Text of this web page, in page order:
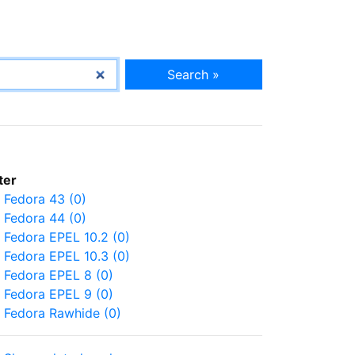
Search »
Fedora 43 (0)
Fedora 44 (0)
Fedora EPEL 10.2 (0)
Fedora EPEL 10.3 (0)
Fedora EPEL 8 (0)
Fedora EPEL 9 (0)
Fedora Rawhide (0)